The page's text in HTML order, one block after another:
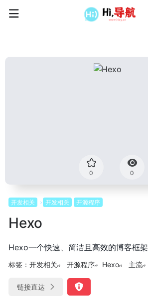
0 0
开发相关 开发相关 开源程序
Hexo
Hexo一个快速、简洁且高效的博客框架
标签： 开发相关 开源程序 Hexo 主流
链接直达